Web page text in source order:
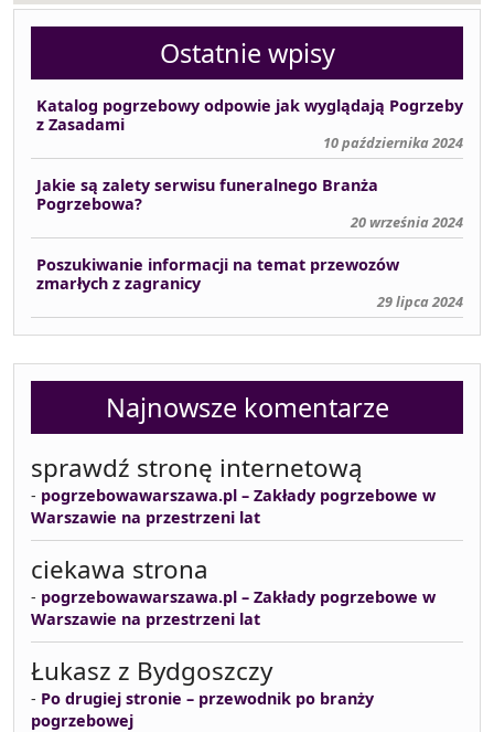
Ostatnie wpisy
Katalog pogrzebowy odpowie jak wyglądają Pogrzeby
z Zasadami
10 października 2024
Jakie są zalety serwisu funeralnego Branża
Pogrzebowa?
20 września 2024
Poszukiwanie informacji na temat przewozów
zmarłych z zagranicy
29 lipca 2024
Najnowsze komentarze
sprawdź stronę internetową
- pogrzebowawarszawa.pl – Zakłady pogrzebowe w
Warszawie na przestrzeni lat
ciekawa strona
- pogrzebowawarszawa.pl – Zakłady pogrzebowe w
Warszawie na przestrzeni lat
Łukasz z Bydgoszczy
- Po drugiej stronie – przewodnik po branży
pogrzebowej